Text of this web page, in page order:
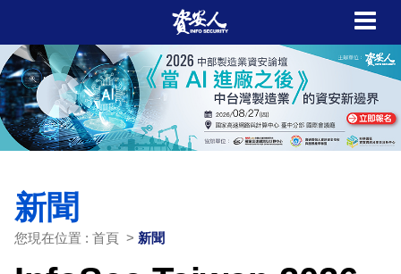
新聞
您現在位置 : 首頁 > 新聞